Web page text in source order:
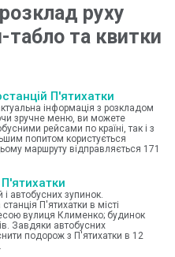
розклад руху
табло та квитки
П'ятихатки
інформація з розкладом
зручне меню, ви можете
рейсами по країні, так і з
попитом користується
маршруту відправляється 171
автобусних зупинок.
П'ятихатки в місті
вулиця Клименко; будинок
Завдяки автобусних
подорож з П'ятихатки в 12